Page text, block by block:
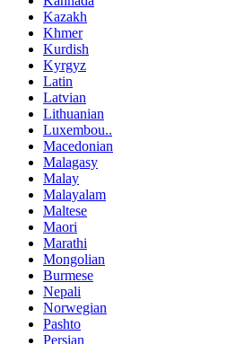
Kazakh
Khmer
Kurdish
Kyrgyz
Latin
Latvian
Lithuanian
Luxembou..
Macedonian
Malagasy
Malay
Malayalam
Maltese
Maori
Marathi
Mongolian
Burmese
Nepali
Norwegian
Pashto
Persian